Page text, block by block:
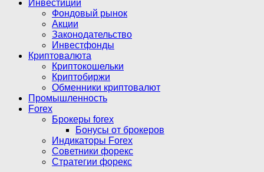
Инвестиции
Фондовый рынок
Акции
Законодательство
Инвестфонды
Криптовалюта
Криптокошельки
Криптобиржи
Обменники криптовалют
Промышленность
Forex
Брокеры forex
Бонусы от брокеров
Индикаторы Forex
Советники форекс
Стратегии форекс